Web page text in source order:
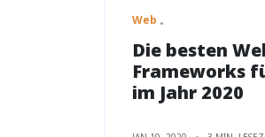
Web
Die besten
Frameworks
im Jahr 2020